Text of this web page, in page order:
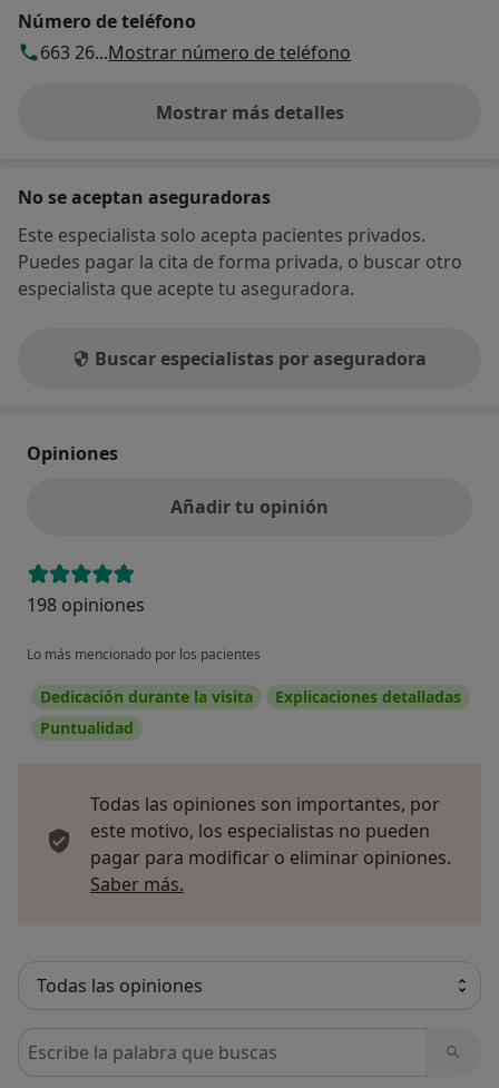
Número de teléfono
663 26...Mostrar número de teléfono
Mostrar más detalles
sobre la dirección
No se aceptan aseguradoras
Este especialista solo acepta pacientes privados.
Puedes pagar la cita de forma privada, o buscar otro
especialista que acepte tu aseguradora.
Buscar especialistas por aseguradora
Opiniones
Añadir tu opinión
198 opiniones
Lo más mencionado por los pacientes
Dedicación durante la visita
Explicaciones detalladas
Puntualidad
Todas las opiniones son importantes, por
este motivo, los especialistas no pueden
pagar para modificar o eliminar opiniones.
Saber más.
Busca en opiniones